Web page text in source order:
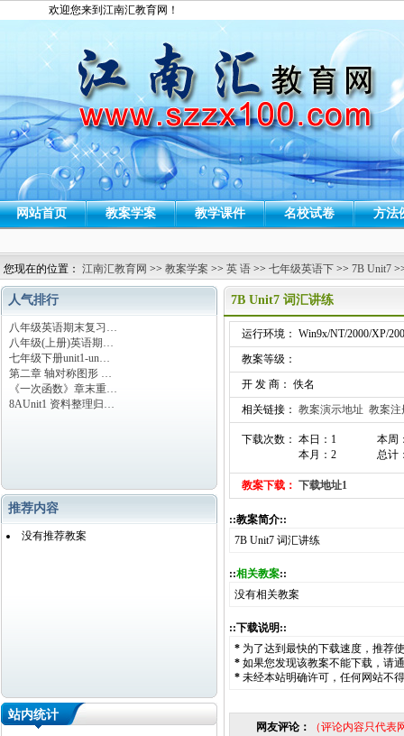
欢迎您来到江南汇教育网！
网站首页 教案学案 教学课件 名校试卷 方法
您现在的位置： 江南汇教育网 >> 教案学案 >> 英 语 >> 七年级英语下 >> 7B Unit7
人气排行
八年级英语期末复习…
八年级(上册)英语期…
七年级下册unit1-un…
第二章 轴对称图形 …
《一次函数》章末重…
8AUnit1 资料整理归…
推荐内容
没有推荐教案
站内统计
7B Unit7 词汇讲练
运行环境： Win9x/NT/2000/XP/
教案等级：
开 发 商： 佚名
相关链接： 教案演示地址 教案注
下载次数： 本日：1
本月：2
本周
总计
教案下载： 下载地址1
::教案简介::
7B Unit7 词汇讲练
::相关教案::
没有相关教案
::下载说明::
* 为了达到最快的下载速度，推荐
* 如果您发现该教案不能下载，请
* 未经本站明确许可，任何网站不
网友评论： （评论内容只代